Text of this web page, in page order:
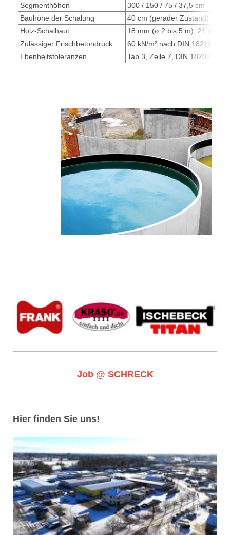
Segmenthöhen
300 / 150 / 75 / 37,5 cm
Bauhöhe der Schalung
40 cm (gerader Zustand)
Holz-Schalhaut
18 mm (ø 2 bis 5 m); 21 mm
Zulässiger Frischbetondruck
60 kN/m² nach DIN 18218
Ebenheitstoleranzen
Tab.3, Zeile 7, DIN 18202
Job @ SCHRECK
Hier finden Sie uns!